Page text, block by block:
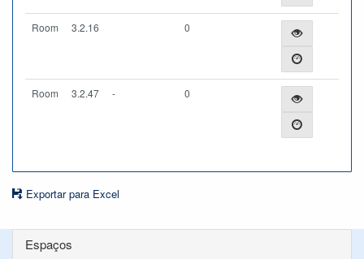
Room 3.2.16 0
Room 3.2.47 - 0
Exportar para Excel
Espaços